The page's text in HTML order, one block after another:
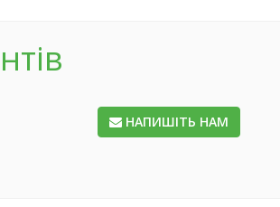
НАПИШІТЬ НАМ